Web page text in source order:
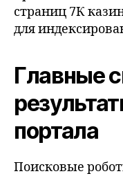
страниц 7К
для
Главные
портала
Поисковые